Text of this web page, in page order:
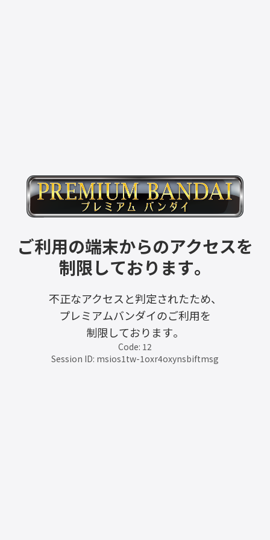
ご利用の端末からのアクセスを
制限しております。
不正なアクセスと判定されたため、
プレミアムバンダイのご利用を
制限しております。
Code: 12
Session ID: msios1tw-1oxr4oxynsbiftmsg